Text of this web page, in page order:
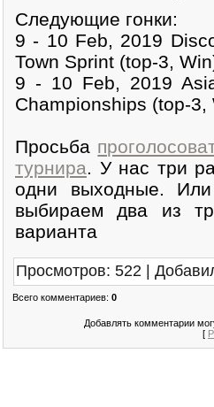
Следующие гонки:
9 - 10 Feb, 2019
Town Sprint (top-3,
9 - 10 Feb, 2019
Championships (top-
Просьба
турнира. У нас три
одни выходные.
выбираем два из
варианта
Просмотров: 522 |
Всего комментариев: 0
Добавлять комментарии
[